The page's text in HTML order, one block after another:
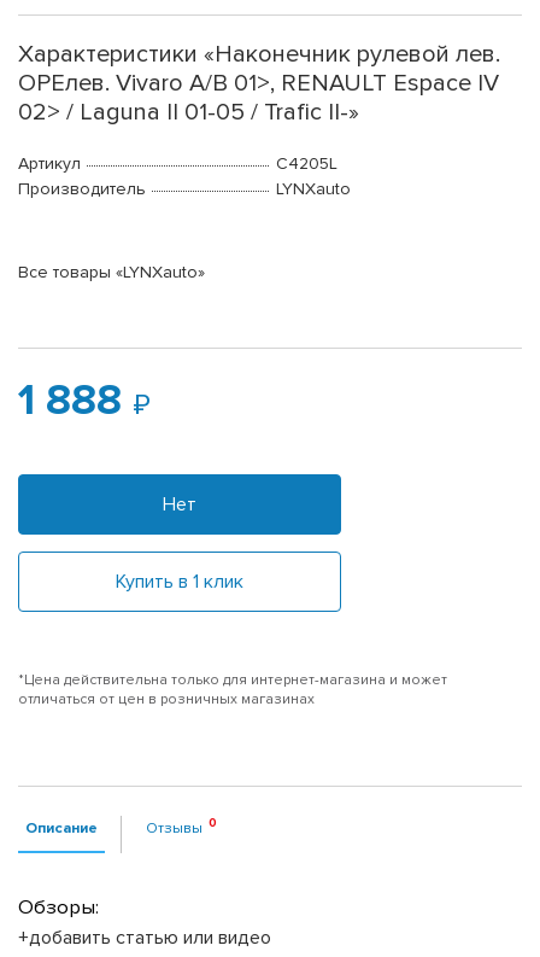
Характеристики «Наконечник рулевой лев.
OPEлев. Vivaro A/B 01>, RENAULT Espace IV
02> / Laguna II 01-05 / Trafic II-»
Артикул
C4205L
Производитель
LYNXauto
Все товары «LYNXauto»
1 888
Нет
Купить в 1 клик
*Цена действительна только для интернет-магазина и может
отличаться от цен в розничных магазинах
Описание Отзывы
Обзоры:
+добавить статью или видео